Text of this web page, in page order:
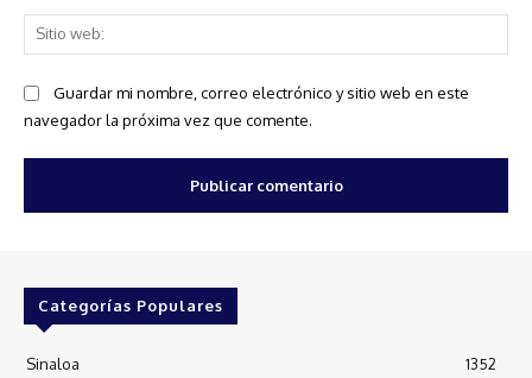
Guardar mi nombre, correo electrónico y sitio web en este
navegador la próxima vez que comente.
Categorías Populares
Sinaloa
1352